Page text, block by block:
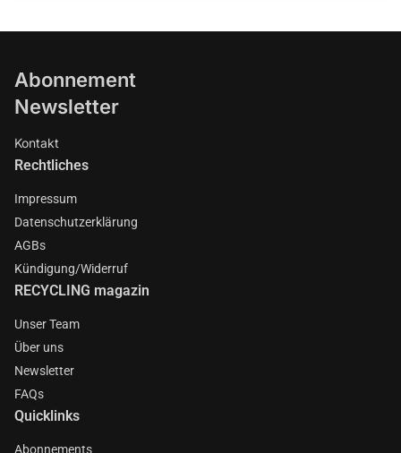
Abonnement
Newsletter
Kontakt
Rechtliches
Impressum
Datenschutzerklärung
AGBs
Kündigung/Widerruf
RECYCLING magazin
Unser Team
Über uns
Newsletter
FAQs
Quicklinks
Abonnements